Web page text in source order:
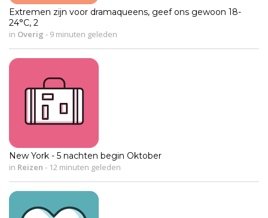
Extremen zijn voor dramaqueens, geef ons gewoon 18-
24°C, 2
in Overig - 9 minuten geleden
New York - 5 nachten begin Oktober
in Reizen - 12 minuten geleden